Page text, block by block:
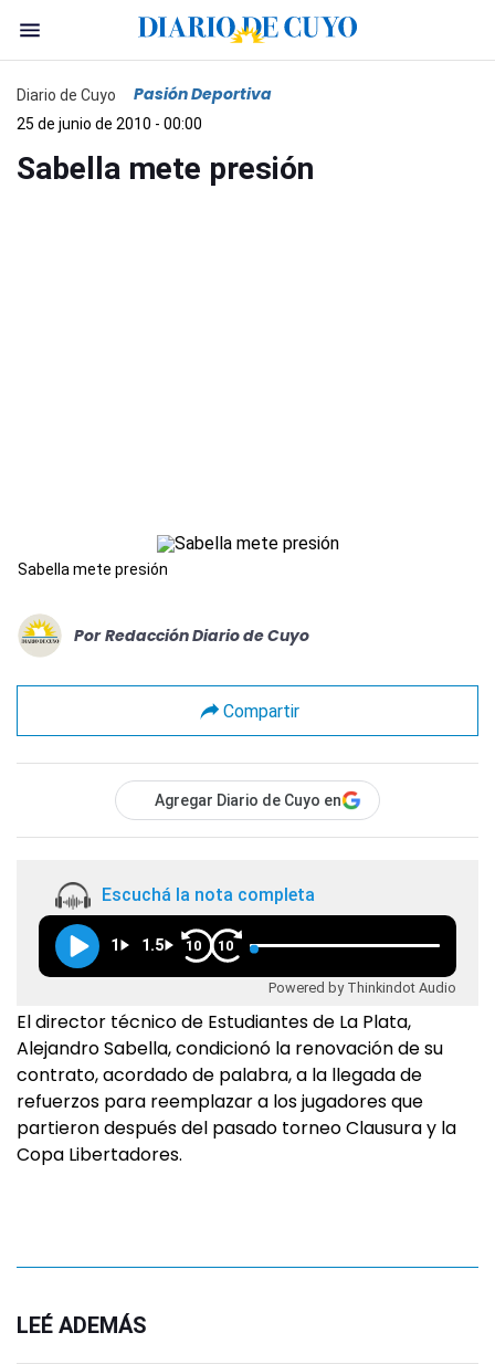
Diario de Cuyo Pasión Deportiva
25 de junio de 2010 - 00:00
Sabella mete presión
Sabella mete presión
Por Redacción Diario de Cuyo
Compartir
Agregar Diario de Cuyo en
Escuchá la nota completa
1 1.5 10 10
Powered by Thinkindot Audio
El director técnico de Estudiantes de La Plata,
Alejandro Sabella, condicionó la renovación de su
contrato, acordado de palabra, a la llegada de
refuerzos para reemplazar a los jugadores que
partieron después del pasado torneo Clausura y la
Copa Libertadores.
LEÉ ADEMÁS